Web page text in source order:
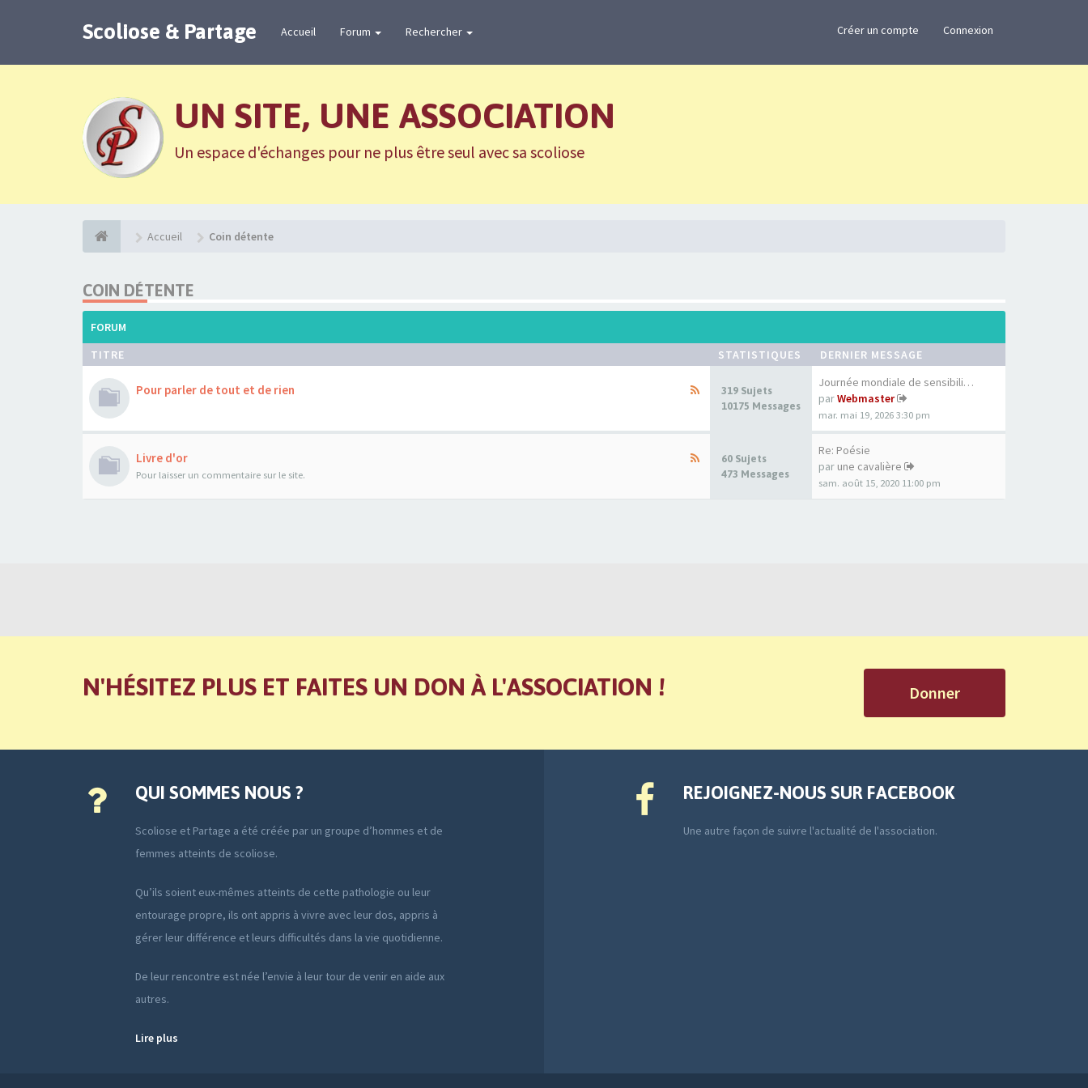
Scoliose & Partage Accueil Forum Rechercher Créer un compte Connexion
UN SITE, UNE ASSOCIATION
Un espace d'échanges pour ne plus être seul avec sa scoliose
Accueil Coin détente
COIN DÉTENTE
FORUM
TITRE
STATISTIQUES DERNIER MESSAGE
Pour parler de tout et de rien
319 Sujets
10175 Messages
Journée mondiale de sensibili…
parWebmaster
mar. mai 19, 2026 3:30 pm
Livre d'or
Pour laisser un commentaire sur le site.
60 Sujets
473 Messages
Re: Poésie
par une cavalière
sam. août 15, 2020 11:00 pm
N'HÉSITEZ PLUS ET FAITES UN DON À L'ASSOCIATION ! Donner
QUI SOMMES NOUS ?
Scoliose et Partage a été créée par un groupe d’hommes et de
femmes atteints de scoliose.
Qu’ils soient eux-mêmes atteints de cette pathologie ou leur
entourage propre, ils ont appris à vivre avec leur dos, appris à
gérer leur différence et leurs difficultés dans la vie quotidienne.
De leur rencontre est née l’envie à leur tour de venir en aide aux
autres.
Lire plus
REJOIGNEZ-NOUS SUR FACEBOOK
Une autre façon de suivre l'actualité de l'association.